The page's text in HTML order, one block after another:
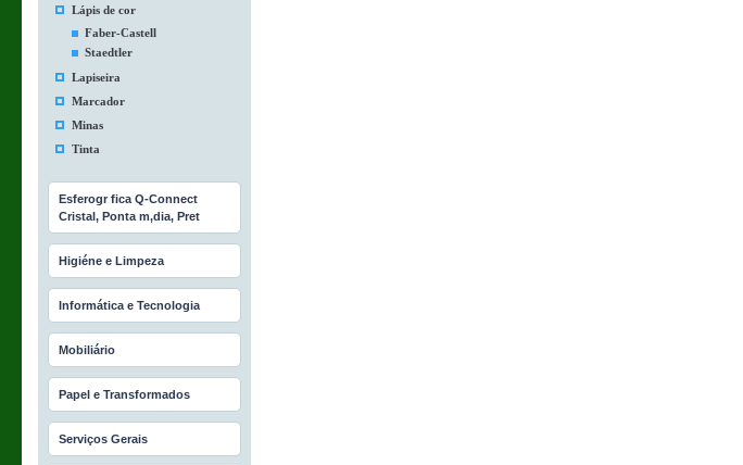
Lápis de cor
Faber-Castell
Staedtler
Lapiseira
Marcador
Minas
Tinta
Esferogr fica Q-Connect
Cristal, Ponta m‚dia, Pret
Higiéne e Limpeza
Informática e Tecnologia
Mobiliário
Papel e Transformados
Serviços Gerais